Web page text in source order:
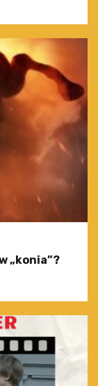
„konia”?